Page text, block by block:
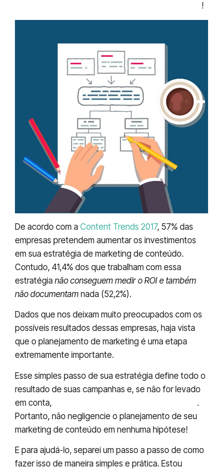
!
De acordo com a Content Trends 2017, 57% das
empresas pretendem aumentar os investimentos
em sua estratégia de marketing de conteúdo.
Contudo, 41,4% dos que trabalham com essa
estratégia não conseguem medir o ROI e também
não documentam nada (52,2%).
Dados que nos deixam muito preocupados com os
possíveis resultados dessas empresas, haja vista
que o planejamento de marketing é uma etapa
extremamente importante.
Esse simples passo de sua estratégia define todo o
resultado de suas campanhas e, se não for levado
em conta,
.
Portanto, não negligencie o planejamento de seu
marketing de conteúdo em nenhuma hipótese!
E para ajudá-lo, separei um passo a passo de como
fazer isso de maneira simples e prática. Estou